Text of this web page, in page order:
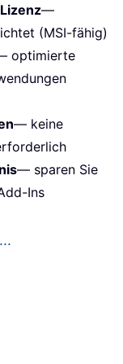
—
(MSI-fähig)
optimierte
— keine
— sparen Sie
Ins